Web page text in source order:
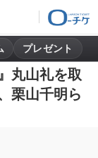
プレゼント
丸山礼を取
栗山千明ら